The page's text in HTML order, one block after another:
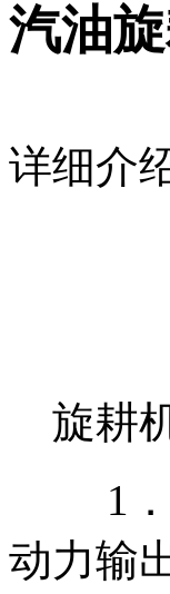
汽油
详细介
旋耕
1．作
动力输